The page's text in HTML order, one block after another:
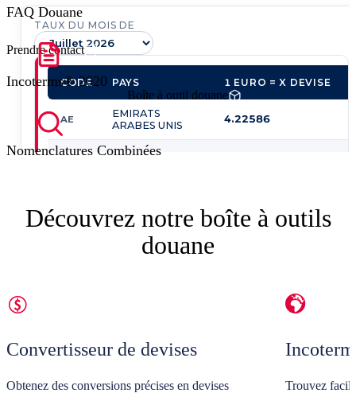
Prendre contact
Boîte à outil douane
Découvrez notre boîte à outils
douane
Convertisseur de devises
Obtenez des conversions précises en devises
Trouvez
FAQ Douane
Incoterms® 2020
Nomenclatures Combinées